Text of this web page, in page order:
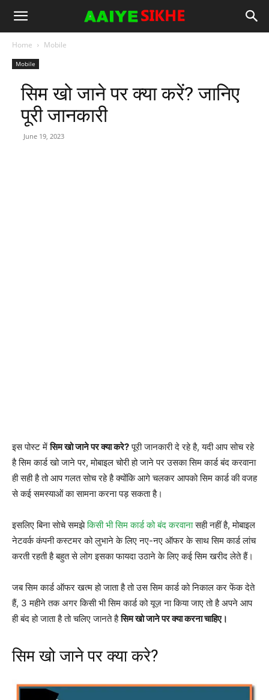
Home Mobile
Mobile
सिम खो जाने पर क्या करें? जानिए
पूरी जानकारी
June 19, 2023
इस पोस्ट मेंसिम खो जाने पर क्या करे?पूरी जानकारी दे रहे है, यदी आप सोच रहे
है सिम कार्ड खो जाने पर, मोबाइल चोरी हो जाने पर उसका सिम कार्ड बंद करवाना
ही सही है तो आप गलत सोच रहे है क्योंकि आगे चलकर आपको सिम कार्ड की वजह
से कई समस्याओं का सामना करना पड़ सकता है।
इसलिए बिना सोचे समझेकिसी भी सिम कार्ड को बंद करवानासही नहीं है, मोबाइल
नेटवर्क कंपनी कस्टमर को लुभाने के लिए नए-नए ऑफर के साथ सिम कार्ड लांच
करती रहती है बहुत से लोग इसका फायदा उठाने के लिए कई सिम खरीद लेते हैं।
जब सिम कार्ड ऑफर खत्म हो जाता है तो उस सिम कार्ड को निकाल कर फेंक देते
हैं, 3 महीने तक अगर किसी भी सिम कार्ड को यूज़ ना किया जाए तो है अपने आप
ही बंद हो जाता है तो चलिए जानते हैसिम खो जाने पर क्या करना चाहिए।
सिम खो जाने पर क्या करे?